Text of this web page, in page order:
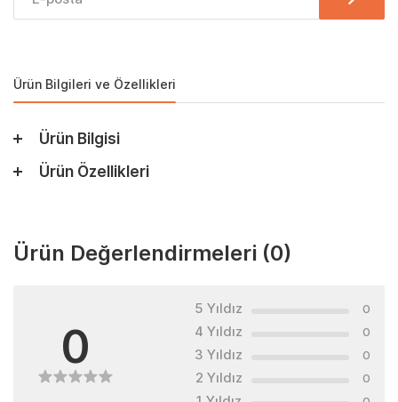
Ürün Bilgileri ve Özellikleri
Ürün Bilgisi
Ürün Özellikleri
Ürün Değerlendirmeleri (0)
0
5 Yıldız 0
4 Yıldız 0
3 Yıldız 0
2 Yıldız 0